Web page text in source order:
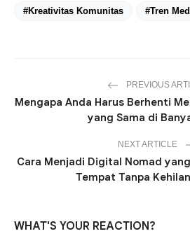
#Kreativitas Komunitas #Tren
PREVIOUS
Mengapa Anda Harus Berhenti
yang Sama di
NEXT ARTICLE
Cara Menjadi Digital Nomad
Tempat Tanpa
WHAT'S YOUR REACTION?